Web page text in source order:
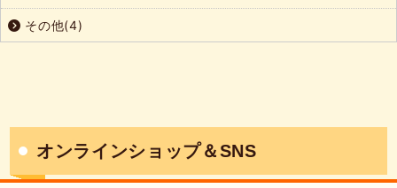
その他(4)
オンラインショップ＆SNS